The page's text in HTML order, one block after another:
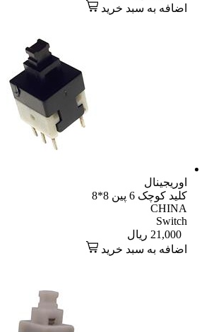
اضافه به سبد خرید
اوریجینال
کلید کوچک 6 پین 8*8
CHINA
Switch
21,000 ریال
اضافه به سبد خرید